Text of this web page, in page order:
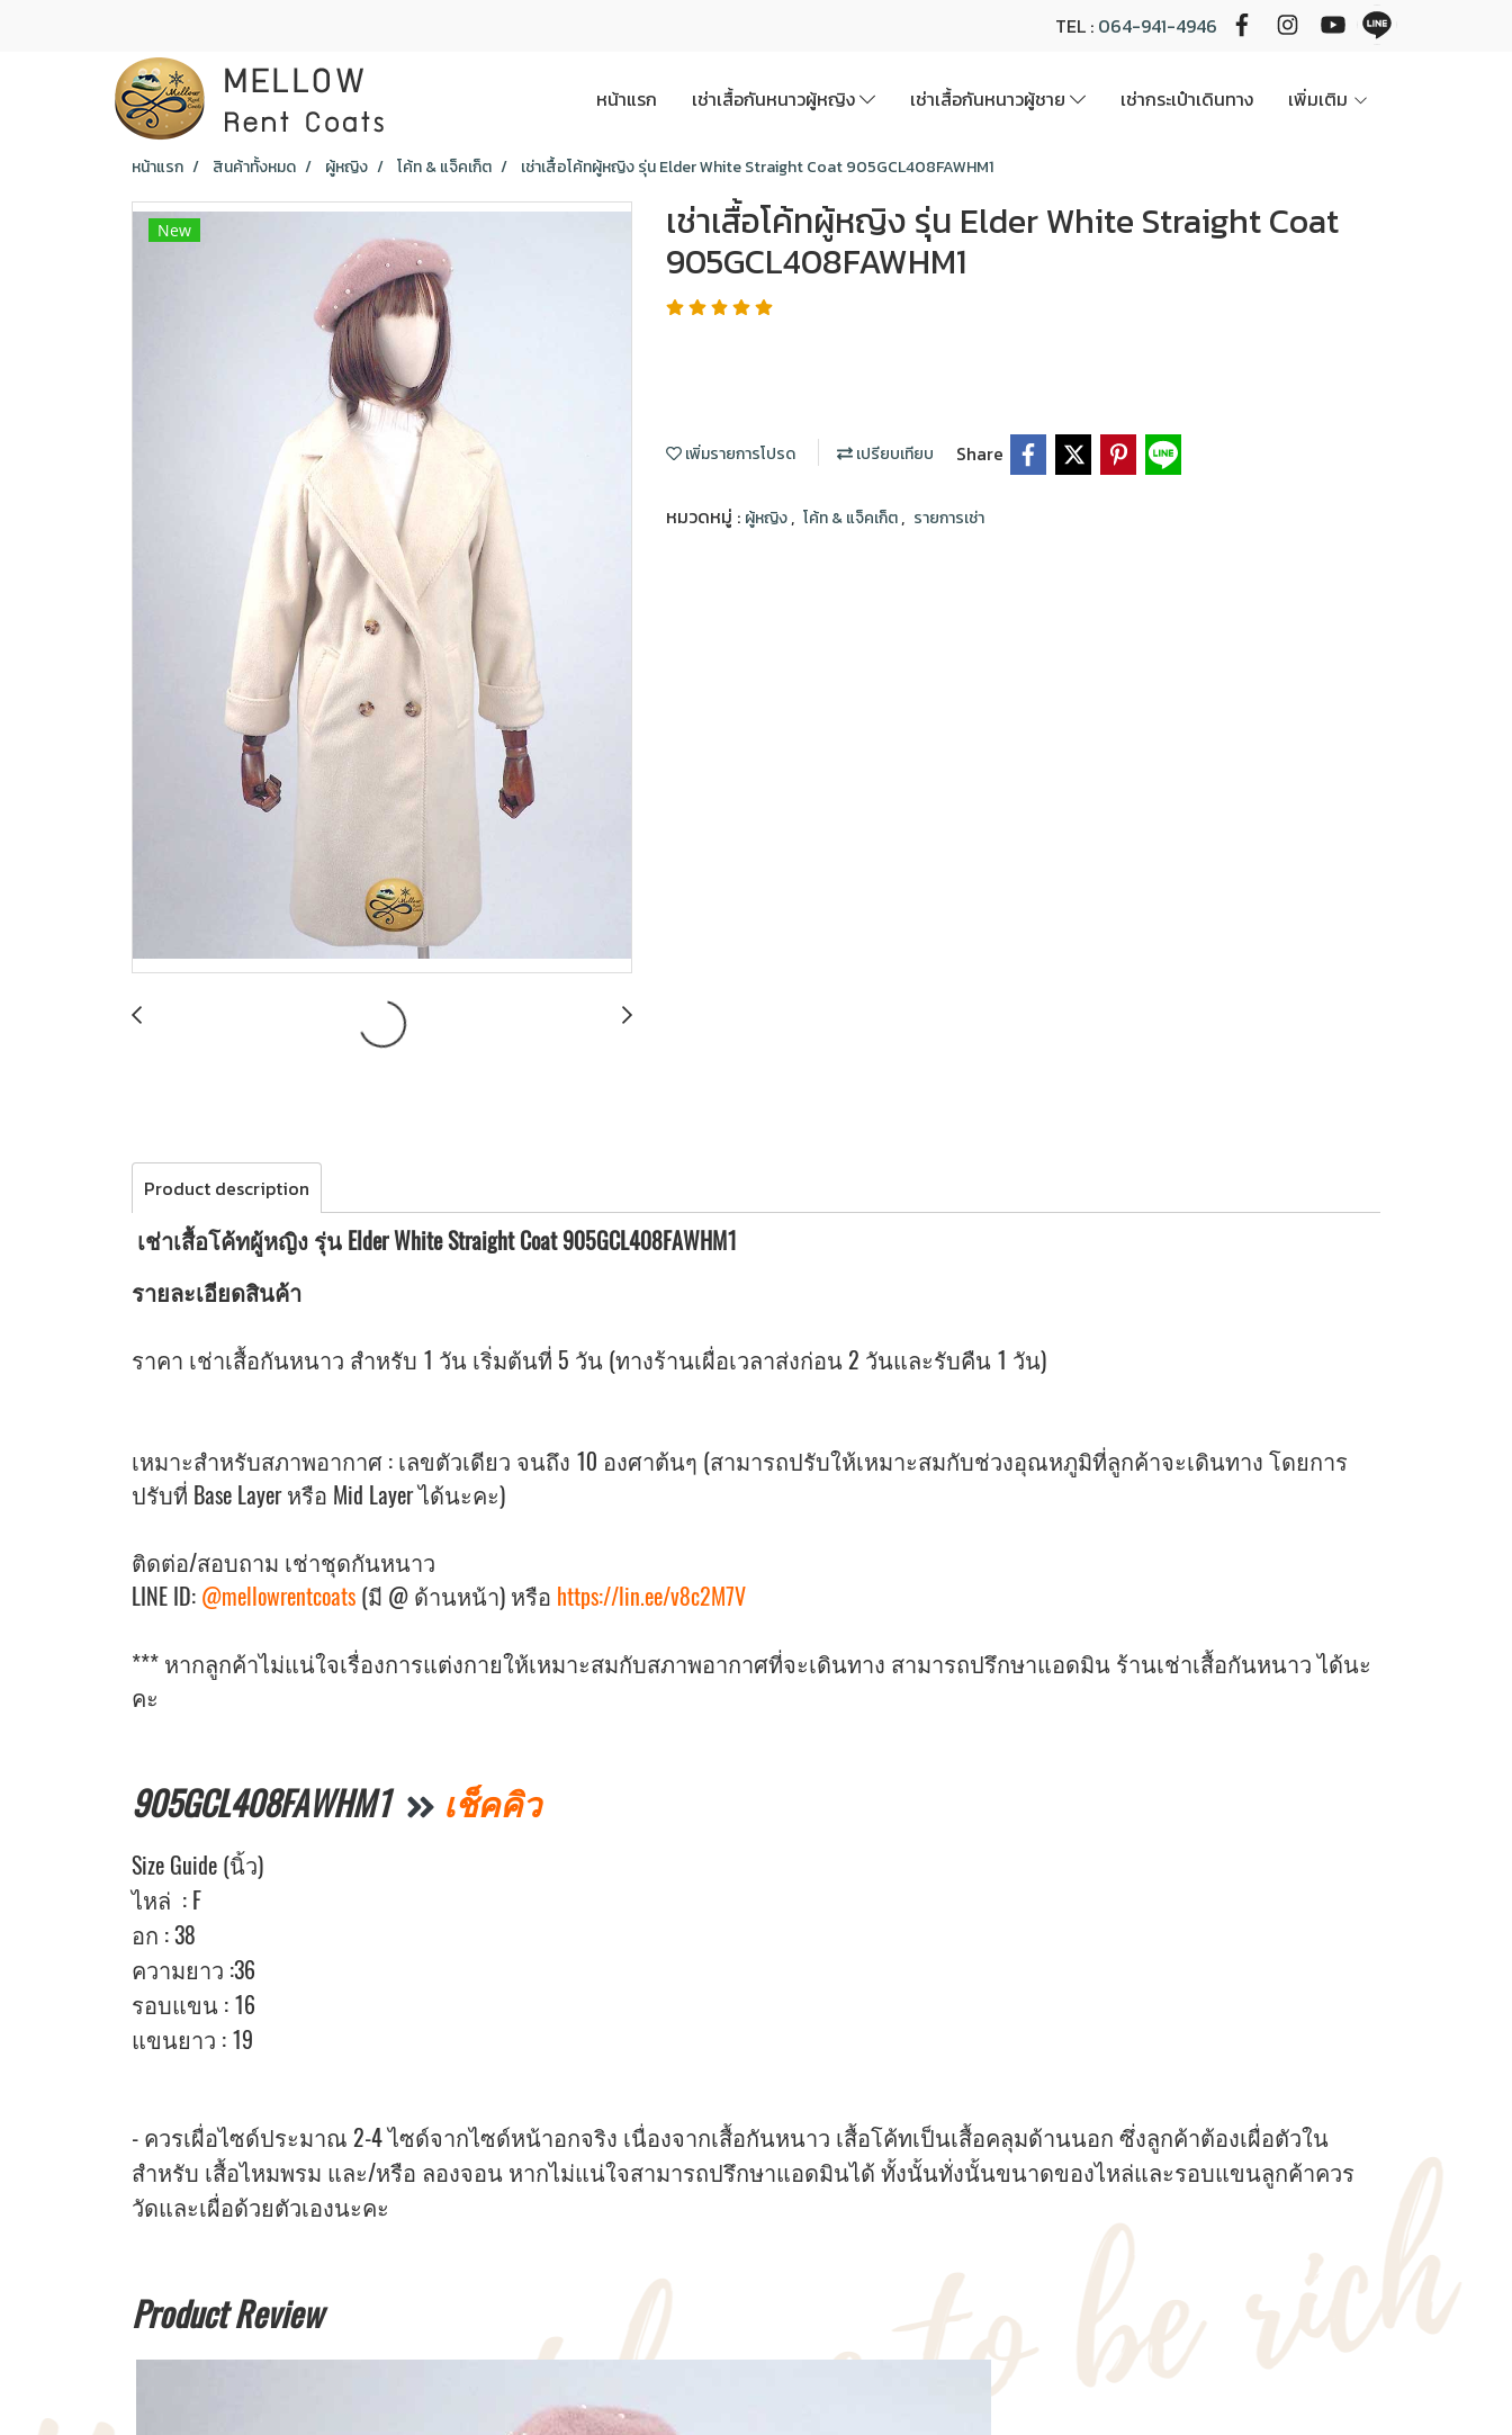
TEL : 064-941-4946
หน้าแรก เช่าเสื้อกันหนาวผู้หญิง เช่าเสื้อกันหนาวผู้ชาย เช่ากระเป๋าเดินทาง เพิ่มเติม
หน้าแรก สินค้าทั้งหมด ผู้หญิง โค้ท & แจ็คเก็ต เช่าเสื้อโค้ทผู้หญิง รุ่น Elder White Straight Coat 905GCL408FAWHM1
New
เช่าเสื้อโค้ทผู้หญิง รุ่น Elder White Straight Coat
905GCL408FAWHM1
เพิ่มรายการโปรด เปรียบเทียบ Share
หมวดหมู่ : ผู้หญิง, โค้ท & แจ็คเก็ต, รายการเช่า
Product description
เช่าเสื้อโค้ทผู้หญิง รุ่น Elder White Straight Coat 905GCL408FAWHM1
รายละเอียดสินค้า
ราคา เช่าเสื้อกันหนาว สำหรับ 1 วัน เริ่มต้นที่ 5 วัน (ทางร้านเผื่อเวลาส่งก่อน 2 วันและรับคืน 1 วัน)
เหมาะสำหรับสภาพอากาศ : เลขตัวเดียว จนถึง 10 องศาต้นๆ (สามารถปรับให้เหมาะสมกับช่วงอุณหภูมิที่ลูกค้าจะเดินทาง โดยการ
ปรับที่ Base Layer หรือ Mid Layer ได้นะคะ)
ติดต่อ/สอบถาม เช่าชุดกันหนาว
LINE ID: @mellowrentcoats (มี @ ด้านหน้า) หรือ https://lin.ee/v8c2M7V
*** หากลูกค้าไม่แน่ใจเรื่องการแต่งกายให้เหมาะสมกับสภาพอากาศที่จะเดินทาง สามารถปรึกษาแอดมิน ร้านเช่าเสื้อกันหนาว ได้นะ
คะ
905GCL408FAWHM1 เช็คคิว
Size Guide (นิ้ว)
ไหล่ : F
อก : 38
ความยาว :36
รอบแขน : 16
แขนยาว : 19
- ควรเผื่อไซด์ประมาณ 2-4 ไซด์จากไซด์หน้าอกจริง เนื่องจากเสื้อกันหนาว เสื้อโค้ทเป็นเสื้อคลุมด้านนอก ซึ่งลูกค้าต้องเผื่อตัวใน
สำหรับ เสื้อไหมพรม และ/หรือ ลองจอน หากไม่แน่ใจสามารถปรึกษาแอดมินได้ ทั้งนั้นทั่งนั้นขนาดของไหล่และรอบแขนลูกค้าควร
วัดและเผื่อด้วยตัวเองนะคะ
Product Review